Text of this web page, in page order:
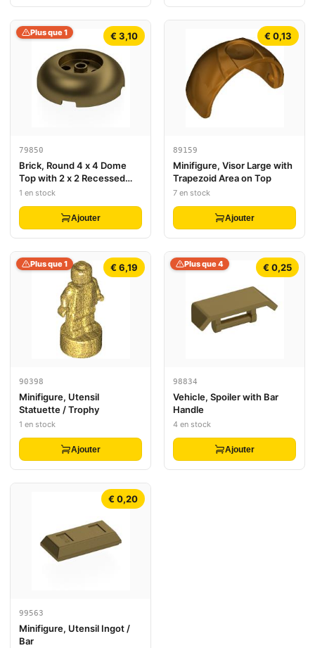
€ 3,10
Plus que 1
79850
Brick, Round 4 x 4 Dome
Top with 2 x 2 Recessed
Center
1 en stock
Ajouter
€ 0,13
89159
Minifigure, Visor Large with
Trapezoid Area on Top
7 en stock
Ajouter
€ 6,19
Plus que 1
90398
Minifigure, Utensil
Statuette / Trophy
1 en stock
Ajouter
€ 0,25
Plus que 4
98834
Vehicle, Spoiler with Bar
Handle
4 en stock
Ajouter
€ 0,20
99563
Minifigure, Utensil Ingot /
Bar